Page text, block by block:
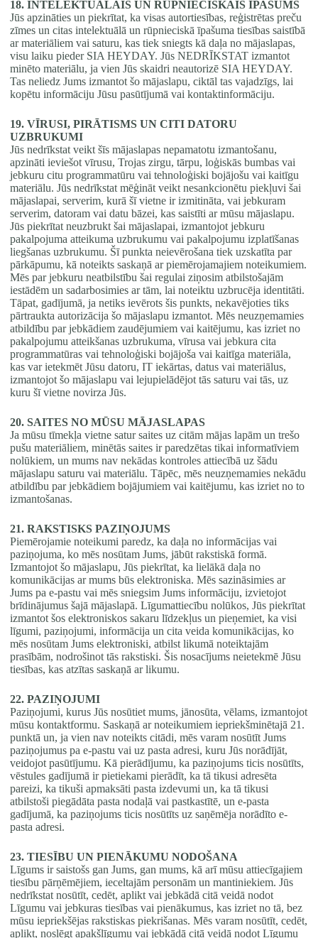
18. INTELEKTUĀLAIS UN RŪPNIECISKAIS ĪPAŠUMS
Jūs apzināties un piekrītat, ka visas autortiesības, reģistrētas preču
zīmes un citas intelektuālā un rūpnieciskā īpašuma tiesības saistībā
ar materiāliem vai saturu, kas tiek sniegts kā daļa no mājaslapas,
visu laiku pieder SIA HEYDAY. Jūs NEDRĪKSTAT izmantot
minēto materiālu, ja vien Jūs skaidri neautorizē SIA HEYDAY.
Tas neliedz Jums izmantot šo mājaslapu, ciktāl tas vajadzīgs, lai
kopētu informāciju Jūsu pasūtījumā vai kontaktinformāciju.
19. VĪRUSI, PIRĀTISMS UN CITI DATORU
UZBRUKUMI
Jūs nedrīkstat veikt šīs mājaslapas nepamatotu izmantošanu,
apzināti ieviešot vīrusu, Trojas zirgu, tārpu, loģiskās bumbas vai
jebkuru citu programmatūru vai tehnoloģiski bojājošu vai kaitīgu
materiālu. Jūs nedrīkstat mēģināt veikt nesankcionētu piekļuvi šai
mājaslapai, serverim, kurā šī vietne ir izmitināta, vai jebkuram
serverim, datoram vai datu bāzei, kas saistīti ar mūsu mājaslapu.
Jūs piekrītat neuzbrukt šai mājaslapai, izmantojot jebkuru
pakalpojuma atteikuma uzbrukumu vai pakalpojumu izplatīšanas
liegšanas uzbrukumu. Šī punkta neievērošana tiek uzskatīta par
pārkāpumu, kā noteikts saskaņā ar piemērojamajiem noteikumiem.
Mēs par jebkuru neatbilstību šai regulai ziņosim atbilstošajām
iestādēm un sadarbosimies ar tām, lai noteiktu uzbrucēja identitāti.
Tāpat, gadījumā, ja netiks ievērots šis punkts, nekavējoties tiks
pārtraukta autorizācija šo mājaslapu izmantot. Mēs neuzņemamies
atbildību par jebkādiem zaudējumiem vai kaitējumu, kas izriet no
pakalpojumu atteikšanas uzbrukuma, vīrusa vai jebkura cita
programmatūras vai tehnoloģiski bojājoša vai kaitīga materiāla,
kas var ietekmēt Jūsu datoru, IT iekārtas, datus vai materiālus,
izmantojot šo mājaslapu vai lejupielādējot tās saturu vai tās, uz
kuru šī vietne novirza Jūs.
20. SAITES NO MŪSU MĀJASLAPAS
Ja mūsu tīmekļa vietne satur saites uz citām mājas lapām un trešo
pušu materiāliem, minētās saites ir paredzētas tikai informatīviem
nolūkiem, un mums nav nekādas kontroles attiecībā uz šādu
mājaslapu saturu vai materiālu. Tāpēc, mēs neuzņemamies nekādu
atbildību par jebkādiem bojājumiem vai kaitējumu, kas izriet no to
izmantošanas.
21. RAKSTISKS PAZIŅOJUMS
Piemērojamie noteikumi paredz, ka daļa no informācijas vai
paziņojuma, ko mēs nosūtam Jums, jābūt rakstiskā formā.
Izmantojot šo mājaslapu, Jūs piekrītat, ka lielākā daļa no
komunikācijas ar mums būs elektroniska. Mēs sazināsimies ar
Jums pa e-pastu vai mēs sniegsim Jums informāciju, izvietojot
brīdinājumus šajā mājaslapā. Līgumattiecību nolūkos, Jūs piekrītat
izmantot šos elektroniskos sakaru līdzekļus un pieņemiet, ka visi
līgumi, paziņojumi, informācija un cita veida komunikācijas, ko
mēs nosūtam Jums elektroniski, atbilst likumā noteiktajām
prasībām, nodrošinot tās rakstiski. Šis nosacījums neietekmē Jūsu
tiesības, kas atzītas saskaņā ar likumu.
22. PAZIŅOJUMI
Paziņojumi, kurus Jūs nosūtiet mums, jānosūta, vēlams, izmantojot
mūsu kontaktformu. Saskaņā ar noteikumiem iepriekšminētajā 21.
punktā un, ja vien nav noteikts citādi, mēs varam nosūtīt Jums
paziņojumus pa e-pastu vai uz pasta adresi, kuru Jūs norādījāt,
veidojot pasūtījumu. Kā pierādījumu, ka paziņojums ticis nosūtīts,
vēstules gadījumā ir pietiekami pierādīt, ka tā tikusi adresēta
pareizi, ka tikuši apmaksāti pasta izdevumi un, ka tā tikusi
atbilstoši piegādāta pasta nodaļā vai pastkastītē, un e-pasta
gadījumā, ka paziņojums ticis nosūtīts uz saņēmēja norādīto e-
pasta adresi.
23. TIESĪBU UN PIENĀKUMU NODOŠANA
Līgums ir saistošs gan Jums, gan mums, kā arī mūsu attiecīgajiem
tiesību pārņēmējiem, ieceltajām personām un mantiniekiem. Jūs
nedrīkstat nosūtīt, cedēt, aplikt vai jebkādā citā veidā nodot
Līgumu vai jebkuras tiesības vai pienākumus, kas izriet no tā, bez
mūsu iepriekšējas rakstiskas piekrišanas. Mēs varam nosūtīt, cedēt,
aplikt, noslēgt apakšlīgumu vai jebkādā citā veidā nodot Līgumu